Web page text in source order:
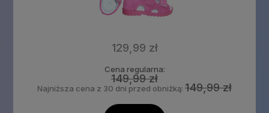
129,99 zł
Cena regularna:
149,99 zł
Najniższa cena z 30 dni przed obniżką: 149,99 zł